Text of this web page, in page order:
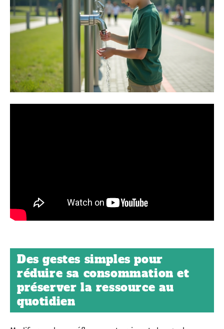
Des gestes simples pour
réduire sa consommation et
préserver la ressource au
quotidien